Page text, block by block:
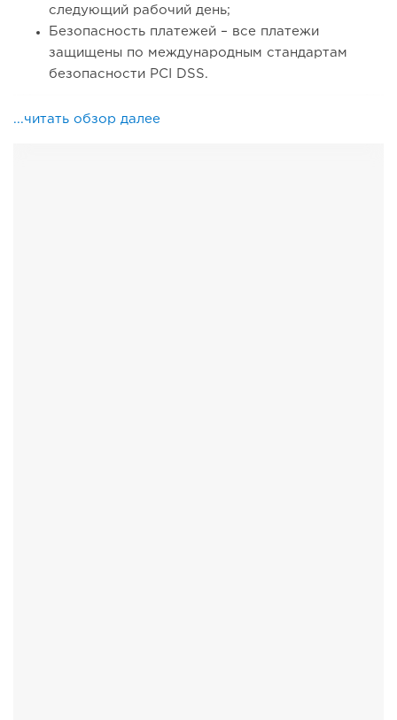
следующий рабочий день;
Безопасность платежей – все платежи
защищены по международным стандартам
безопасности PCI DSS.
...читать обзор далее